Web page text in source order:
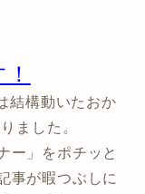
結構動いたおか
ました。
ー」をポチッと
事が暇つぶしに